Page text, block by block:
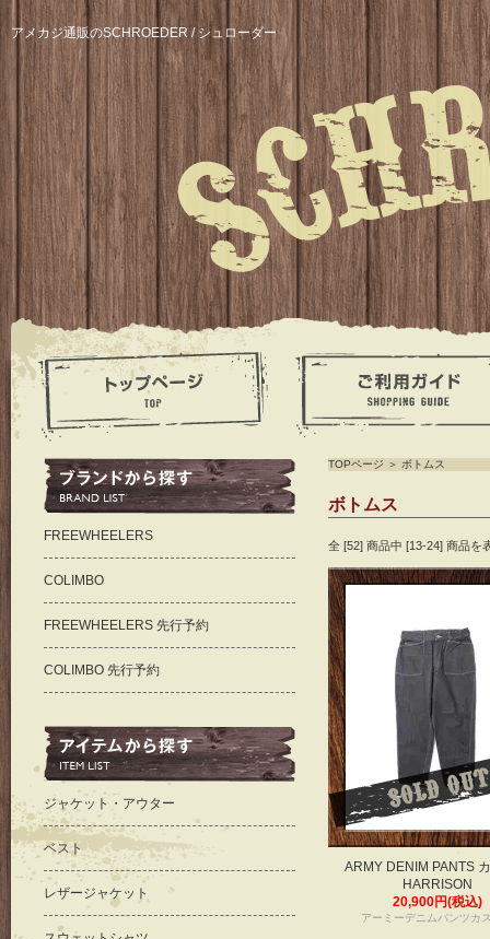
アメカジ通販のSCHROEDER / シュローダー
TOPページ ＞ ボトムス
ボトムス
全 [52] 商品中 [13-24] 商品を
ARMY DENIM PANTS
HARRISON
20,900円(税込)
アーミーデニムパンツカ
FREEWHEELERS
COLIMBO
FREEWHEELERS 先行予約
COLIMBO 先行予約
ジャケット・アウター
ベスト
レザージャケット